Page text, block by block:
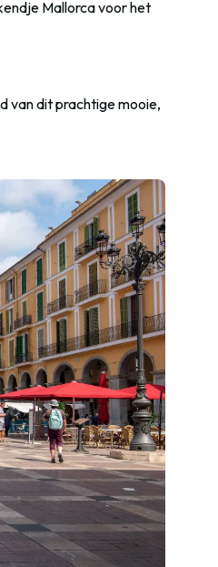
Mallorca voor het
van dit prachtige mooie,